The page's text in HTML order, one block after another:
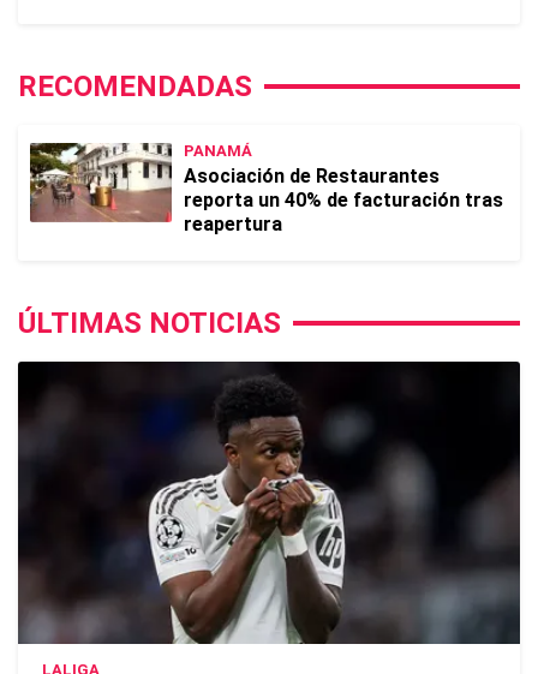
RECOMENDADAS
PANAMÁ
Asociación de Restaurantes
reporta un 40% de facturación tras
reapertura
ÚLTIMAS NOTICIAS
LALIGA